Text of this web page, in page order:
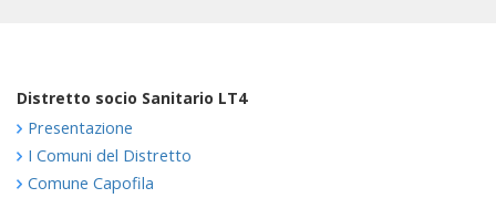
Distretto socio Sanitario LT4
Presentazione
I Comuni del Distretto
Comune Capofila